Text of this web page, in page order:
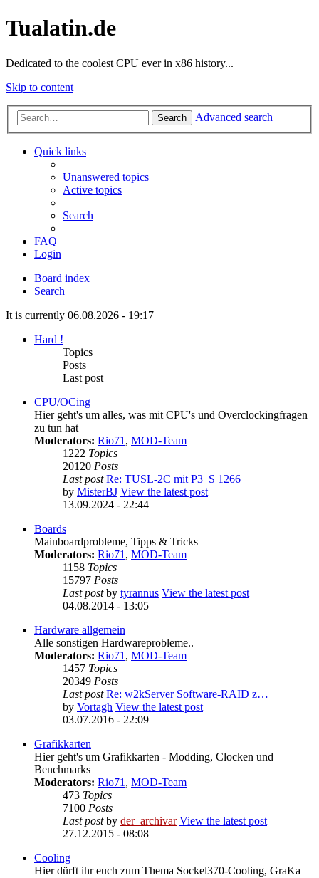
Tualatin.de
Dedicated to the coolest CPU ever in x86 history...
Skip to content
Search Advanced search
Quick links
Unanswered topics
Active topics
Search
FAQ
Login
Board index
Search
It is currently 06.08.2026 - 19:17
Hard !
Topics
Posts
Last post
CPU/OCing
Hier geht's um alles, was mit CPU's und Overclockingfragen
zu tun hat
Moderators: Rio71, MOD-Team
1222 Topics
20120 Posts
Last post Re: TUSL-2C mit P3_S 1266
by MisterBJ View the latest post
13.09.2024 - 22:44
Boards
Mainboardprobleme, Tipps & Tricks
Moderators: Rio71, MOD-Team
1158 Topics
15797 Posts
Last postby tyrannus View the latest post
04.08.2014 - 13:05
Hardware allgemein
Alle sonstigen Hardwareprobleme..
Moderators: Rio71, MOD-Team
1457 Topics
20349 Posts
Last post Re: w2kServer Software-RAID z…
by Vortagh View the latest post
03.07.2016 - 22:09
Grafikkarten
Hier geht's um Grafikkarten - Modding, Clocken und
Benchmarks
Moderators: Rio71, MOD-Team
473 Topics
7100 Posts
Last postby der_archivar View the latest post
27.12.2015 - 08:08
Cooling
Hier dürft ihr euch zum Thema Sockel370-Cooling, GraKa